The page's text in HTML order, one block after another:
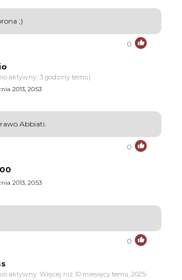
;)
0
aktywny: 3 godziny temu)
2013, 20:53
Abbiati.
0
2013, 20:53
0
aktywny: Więcej niż 10 miesięcy temu, 2025-